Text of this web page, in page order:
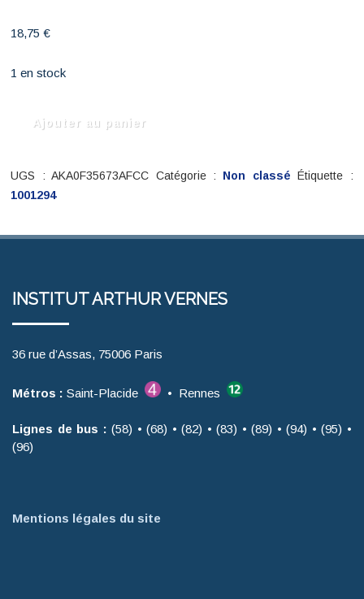
18,75€
1 en stock
Ajouter au panier
UGS :AKA0F35673AFCC Catégorie : Non classé Étiquette :
1001294
INSTITUT ARTHUR VERNES
36 rue d’Assas, 75006 Paris
Métros : Saint-Placide • Rennes
Lignes de bus : (58) • (68) • (82) • (83) • (89) • (94) • (95) •
(96)
Mentions légales du site